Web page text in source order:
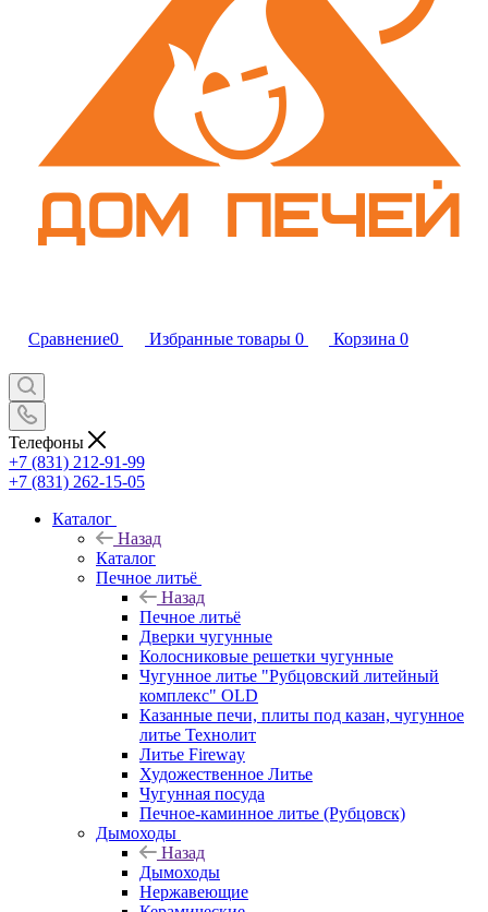
Сравнение0 Избранные товары 0 Корзина 0
Телефоны
+7 (831) 212-91-99
+7 (831) 262-15-05
Каталог
Назад
Каталог
Печное литьё
Назад
Печное литьё
Дверки чугунные
Колосниковые решетки чугунные
Чугунное литье "Рубцовский литейный
комплекс" OLD
Казанные печи, плиты под казан, чугунное
литье Технолит
Литье Fireway
Художественное Литье
Чугунная посуда
Печное-каминное литье (Рубцовск)
Дымоходы
Назад
Дымоходы
Нержавеющие